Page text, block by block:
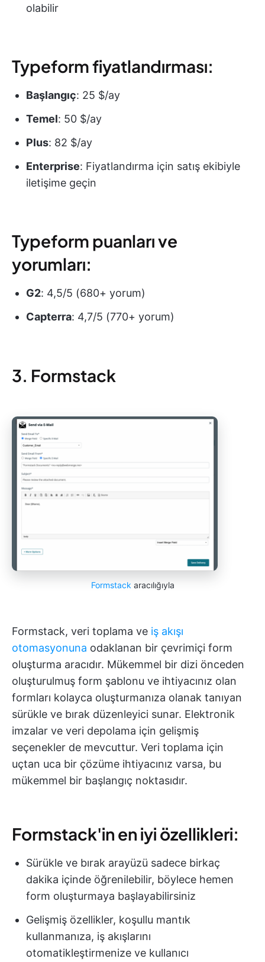
olabilir
Typeform fiyatlandırması:
Başlangıç: 25 $/ay
Temel: 50 $/ay
Plus: 82 $/ay
Enterprise: Fiyatlandırma için satış ekibiyle
iletişime geçin
Typeform puanları ve
yorumları:
G2: 4,5/5 (680+ yorum)
Capterra: 4,7/5 (770+ yorum)
3. Formstack
Formstack aracılığıyla
Formstack, veri toplama ve iş akışı
otomasyonuna odaklanan bir çevrimiçi form
oluşturma aracıdır. Mükemmel bir dizi önceden
oluşturulmuş form şablonu ve ihtiyacınız olan
formları kolayca oluşturmanıza olanak tanıyan
sürükle ve bırak düzenleyici sunar. Elektronik
imzalar ve veri depolama için gelişmiş
seçenekler de mevcuttur. Veri toplama için
uçtan uca bir çözüme ihtiyacınız varsa, bu
mükemmel bir başlangıç noktasıdır.
Formstack'in en iyi özellikleri:
Sürükle ve bırak arayüzü sadece birkaç
dakika içinde öğrenilebilir, böylece hemen
form oluşturmaya başlayabilirsiniz
Gelişmiş özellikler, koşullu mantık
kullanmanıza, iş akışlarını
otomatikleştirmenize ve kullanıcı